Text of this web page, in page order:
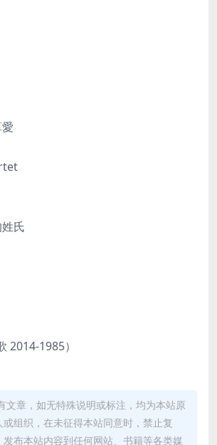
氏
2014-1985）
文章，如无特殊说明或标注，均为本站原
组织，在未征得本站同意时，禁止复
布本站内容到任何网站、书籍等各类媒